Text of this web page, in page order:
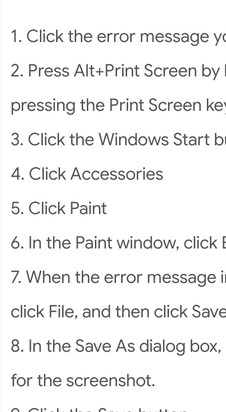
1. Click the error message
2. Press Alt+Print Screen
pressing the Print Screen
3. Click the Windows Start
4. Click Accessories
5. Click Paint
6. In the Paint window, click
7. When the error message
click File, and then click
8. In the Save As dialog
for the screenshot.